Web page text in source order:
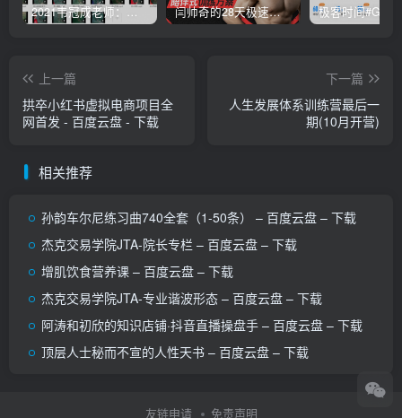
2021韦冠成老师：韦氏天星风水《秘传二十四山吉凶占断要法》 – 百度云盘 – 下载 闫帅奇的28天极速减脂计划 – 网盘分享 – 下载
上一篇
拱卒小红书虚拟电商项目全
网首发 - 百度云盘 - 下载
下一篇
人生发展体系训练营最后一
期(10月开营)
相关推荐
孙韵车尔尼练习曲740全套（1-50条） – 百度云盘 – 下载
杰克交易学院JTA-院长专栏 – 百度云盘 – 下载
增肌饮食营养课 – 百度云盘 – 下载
杰克交易学院JTA-专业谐波形态 – 百度云盘 – 下载
阿涛和初欣的知识店铺·抖音直播操盘手 – 百度云盘 – 下载
顶层人士秘而不宣的人性天书 – 百度云盘 – 下载
友链申请 免责声明